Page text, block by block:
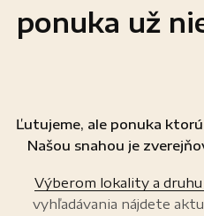
ponuka už
Ľutujeme, ale ponuka
Našou snahou je
Výberom lokality a
vyhľadávania nájdete